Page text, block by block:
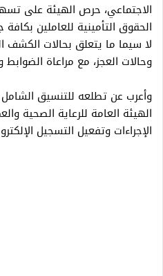
الاجتماعي، حرص الهيئة على
الحقوق التأمينية للعاملين
لا سيما ما يتعلق بحالات الكشف
وحالات العجز، مع مراعاة الضوابط
وأعرب عن تطلعه للتنسيق
الهيئة العامة للرعاية الصحية
الإجراءات وتفعيل التسجيل